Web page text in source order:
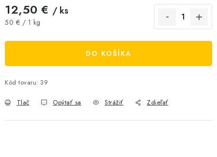
Kontakty
Doprava a platba
Najčastejšie otázky FAQ
Fotogaléria
Vrátenie tovaru, výmena a reklamácie
12,50 € / ks
Jednotková cena:
50 € / 1 kg
DO KOŠÍKA
Kód tovaru: 39
Tlač Opýtať sa Strážiť Zdieľať